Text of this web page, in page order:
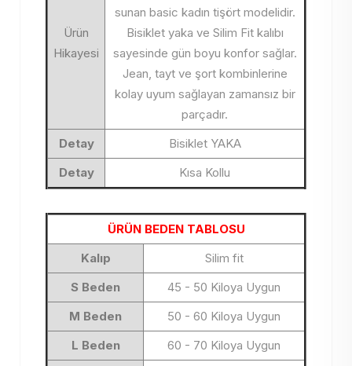
Ürün
Hikayesi
sunan basic kadın tişört modelidir.
Bisiklet yaka ve Silim Fit kalıbı
sayesinde gün boyu konfor sağlar.
Jean, tayt ve şort kombinlerine
kolay uyum sağlayan zamansız bir
parçadır.
Detay
Bisiklet YAKA
Detay
Kısa Kollu
ÜRÜN BEDEN TABLOSU
Kalıp
Silim fit
S Beden
45 - 50 Kiloya Uygun
M Beden
50 - 60 Kiloya Uygun
L Beden
60 - 70 Kiloya Uygun